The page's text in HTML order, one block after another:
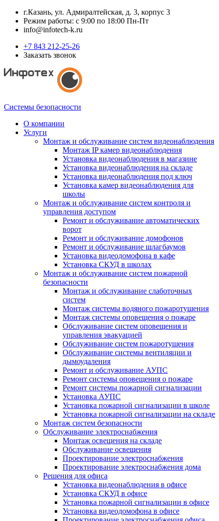
г.Казань, ул. Адмиралтейская, д. 3, корпус 3
Режим работы: с 9:00 по 18:00 Пн-Пт
info@infotech-k.ru
+7 843 212-25-26
Заказать звонок
Системы безопасности
О компании
Услуги
Монтаж и обслуживание систем видеонаблюдения
Монтаж IP камер видеонаблюдения
Установка видеонаблюдения в магазине
Установка видеонаблюдения на складе
Установка видеонаблюдения под ключ
Установка камер видеонаблюдения для
школы
Монтаж и обслуживание систем контроля и
управления доступом
Ремонт и обслуживание автоматических
ворот
Ремонт и обслуживание домофонов
Ремонт и обслуживание шлагбаумов
Установка видеодомофона в кафе
Установка СКУД в школах
Монтаж и обслуживание систем пожарной
безопасности
Монтаж и обслуживание слаботочных
систем
Монтаж системы водяного пожаротушения
Монтаж системы оповещения о пожаре
Обслуживание систем оповещения и
управления эвакуацией
Обслуживание систем пожаротушения
Обслуживание системы вентиляции и
дымоудаления
Ремонт и обслуживание АУПС
Ремонт системы оповещения о пожаре
Ремонт системы пожарной сигнализации
Установка АУПС
Установка пожарной сигнализации в школе
Установка пожарной сигнализации на складе
Монтаж систем безопасности
Обслуживание электроснабжения
Монтаж освещения на складе
Обслуживание освещения
Проектирование электроснабжения
Проектирование электроснабжения дома
Решения для офиса
Установка видеонаблюдения в офисе
Установка СКУД в офисе
Установка пожарной сигнализации в офисе
Установка видеодомофона в офисе